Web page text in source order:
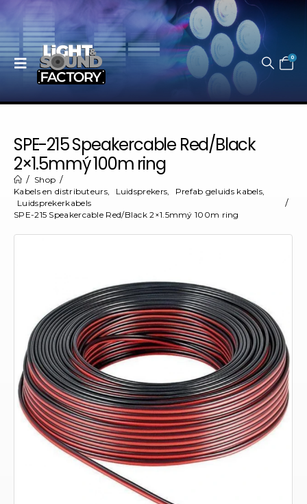
0
SPE-215 Speakercable Red/Black
2×1.5mmý 100m ring
Shop
Kabels en distributeurs, Luidsprekers, Prefab geluids kabels,
Luidsprekerkabels
SPE-215 Speakercable Red/Black 2×1.5mmý 100m ring